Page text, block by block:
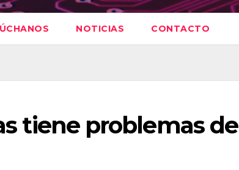
NOTICIAS CONTACTO
tiene problemas de